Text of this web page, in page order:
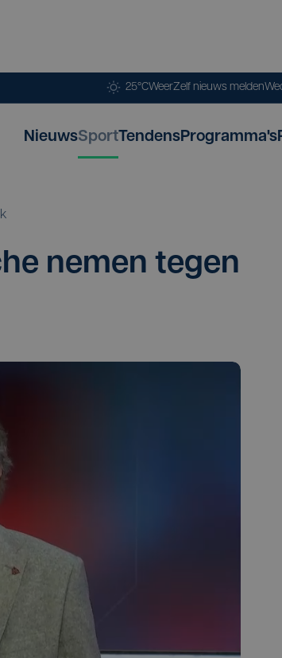
25°CWeerZelf nieuws melden
NieuwsSportTendensProgramma's
nemen tegen